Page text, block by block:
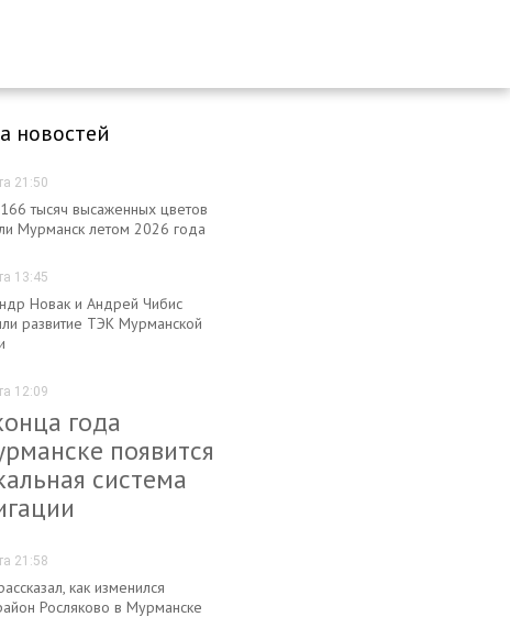
новостей
21:50
тысяч высаженных цветов
Мурманск летом 2026 года
13:45
Новак и Андрей Чибис
развитие ТЭК Мурманской
12:09
года
появится
система
21:58
как изменился
Росляково в Мурманске